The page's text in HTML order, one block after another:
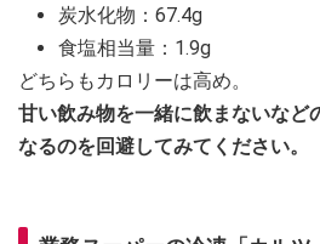
炭水化物：67.4g
食塩相当量：1.9g
どちらもカロリーは高め。
甘い飲み物を一緒に飲まないなど
なるのを回避してみてください。